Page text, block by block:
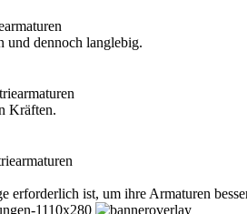
und dennoch langlebig.
Kräften.
ist, um ihre Armaturen